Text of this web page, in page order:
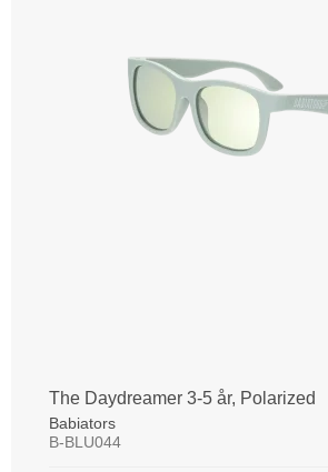
The Daydreamer 3-5 år, Polarized
Babiators
B-BLU044